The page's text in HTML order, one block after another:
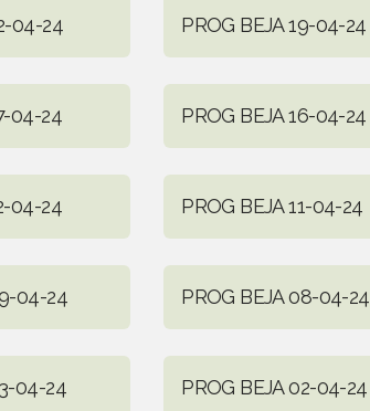
04-24 PROG BEJA 19-04-24
04-24 PROG BEJA 16-04-24
04-24 PROG BEJA 11-04-24
04-24 PROG BEJA 08-04-24
04-24 PROG BEJA 02-04-24